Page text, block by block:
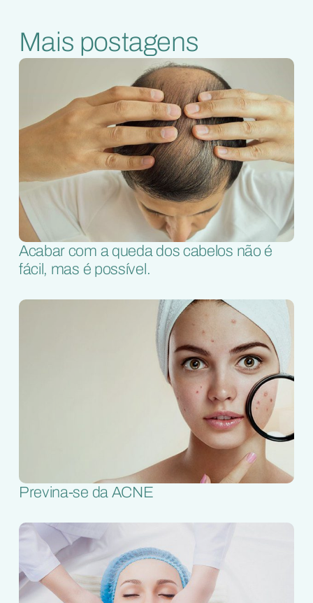
Mais postagens
Acabar com a queda dos cabelos não é
fácil, mas é possível.
Previna-se da ACNE